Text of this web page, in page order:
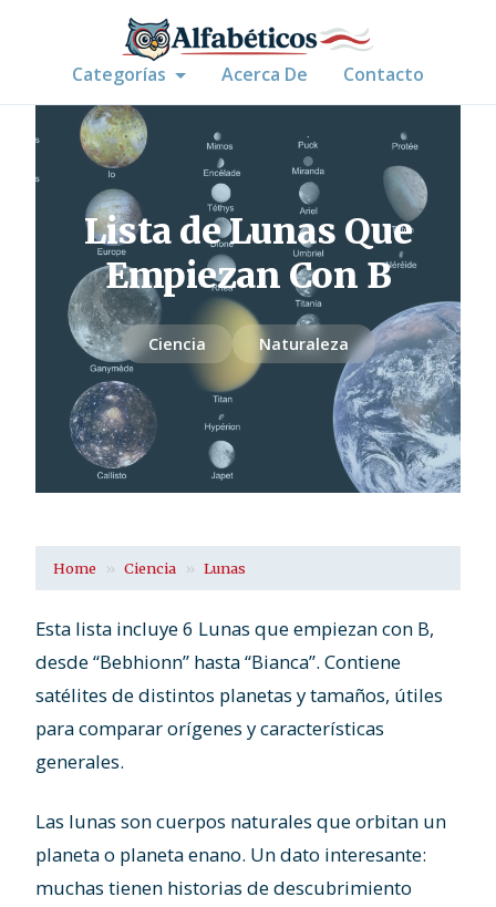
Categorías Acerca De Contacto
Lista de Lunas Que
Empiezan Con B
Ciencia Naturaleza
Home Ciencia Lunas
Esta lista incluye 6 Lunas que empiezan con B,
desde “Bebhionn” hasta “Bianca”. Contiene
satélites de distintos planetas y tamaños, útiles
para comparar orígenes y características
generales.
Las lunas son cuerpos naturales que orbitan un
planeta o planeta enano. Un dato interesante:
muchas tienen historias de descubrimiento